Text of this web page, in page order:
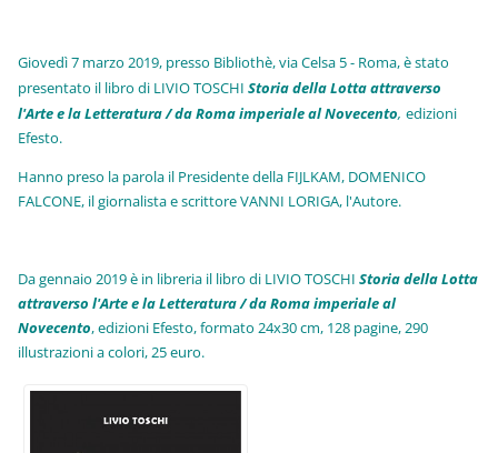
Giovedì 7 marzo 2019, presso Bibliothè, via Celsa 5 - Roma, è stato
presentato il libro di LIVIO TOSCHIStoria della Lotta attraverso
l'Arte e la Letteratura / da Roma imperiale al Novecento, edizioni
Efesto.
Hanno preso la parola il Presidente della FIJLKAM, DOMENICO
FALCONE, il giornalista e scrittore VANNI LORIGA, l'Autore.
Da gennaio 2019 è in libreria il libro di LIVIO TOSCHIStoria della Lotta
attraverso l'Arte e la Letteratura / da Roma imperiale al
Novecento, edizioni Efesto, formato 24x30 cm, 128 pagine, 290
illustrazioni a colori, 25 euro.